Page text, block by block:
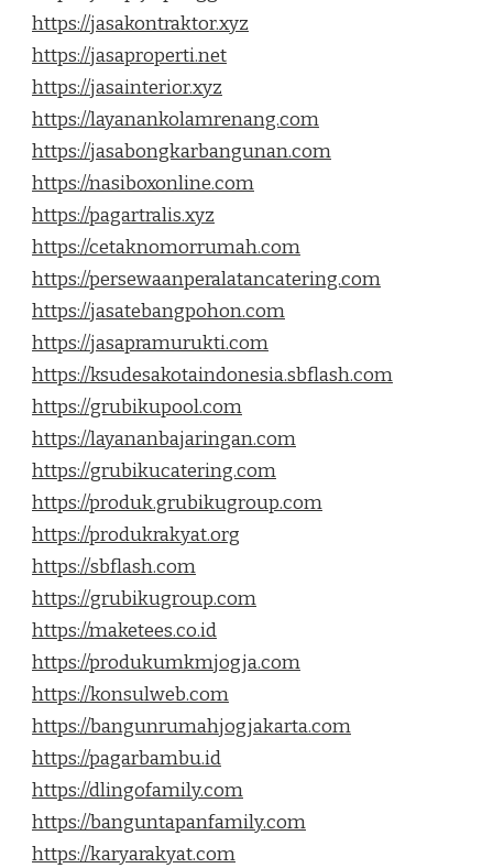
https://jasakontraktor.xyz
https://jasaproperti.net
https://jasainterior.xyz
https://layanankolamrenang.com
https://jasabongkarbangunan.com
https://nasiboxonline.com
https://pagartralis.xyz
https://cetaknomorrumah.com
https://persewaanperalatancatering.com
https://jasatebangpohon.com
https://jasapramurukti.com
https://ksudesakotaindonesia.sbflash.com
https://grubikupool.com
https://layananbajaringan.com
https://grubikucatering.com
https://produk.grubikugroup.com
https://produkrakyat.org
https://sbflash.com
https://grubikugroup.com
https://maketees.co.id
https://produkumkmjogja.com
https://konsulweb.com
https://bangunrumahjogjakarta.com
https://pagarbambu.id
https://dlingofamily.com
https://banguntapanfamily.com
https://karyarakyat.com